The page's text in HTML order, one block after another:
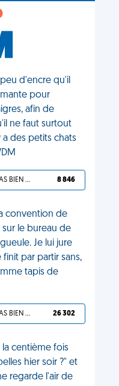
d'encre qu'il
pour
afin de
ne faut surtout
a des petits chats
TU L'AS BIEN MÉRITÉ 8 846
convention de
le bureau de
Je lui jure
finit par partir sans,
tapis de
TU L'AS BIEN MÉRITÉ 26 302
centième fois
hier soir ?" et
regarde l'air de